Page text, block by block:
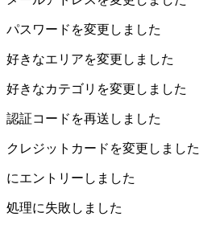
パスワードを変更しました
好きなエリアを変更しました
好きなカテゴリを変更しました
認証コードを再送しました
クレジットカードを変更しました
にエントリーしました
処理に失敗しました